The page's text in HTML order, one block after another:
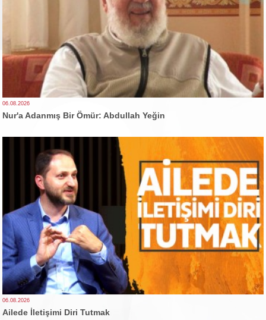
06.08.2026
Nur'a Adanmış Bir Ömür: Abdullah Yeğin
06.08.2026
Ailede İletişimi Diri Tutmak